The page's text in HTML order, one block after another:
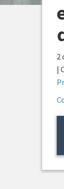
2
|